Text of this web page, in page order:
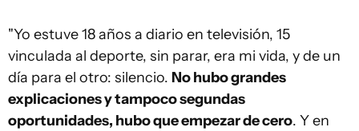
"Yo estuve 18 años a diario en televisión, 15
vinculada al deporte, sin parar, era mi vida, y de un
día para el otro: silencio. No hubo grandes
explicaciones y tampoco segundas
oportunidades, hubo que empezar de cero. Y en